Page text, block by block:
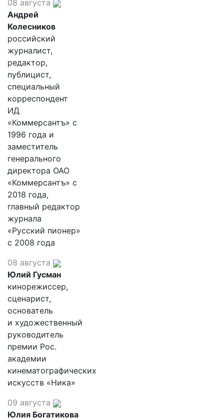
08 августа
Андрей
Колесников
российский
журналист,
редактор,
публицист,
специальный
корреспондент
ИД
«Коммерсантъ» с
1996 года и
заместитель
генерального
директора ОАО
«Коммерсантъ» с
2018 года,
главный редактор
журнала
«Русский пионер»
с 2008 года
08 августа
Юлий Гусман
кинорежиссер,
сценарист,
основатель
и художественный
руководитель
премии Рос.
академии
кинематографических
искусств «Ника»
09 августа
Юлия Богатикова